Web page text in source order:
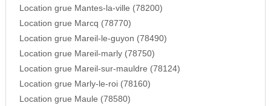
Location grue Mantes-la-ville (78200)
Location grue Marcq (78770)
Location grue Mareil-le-guyon (78490)
Location grue Mareil-marly (78750)
Location grue Mareil-sur-mauldre (78124)
Location grue Marly-le-roi (78160)
Location grue Maule (78580)